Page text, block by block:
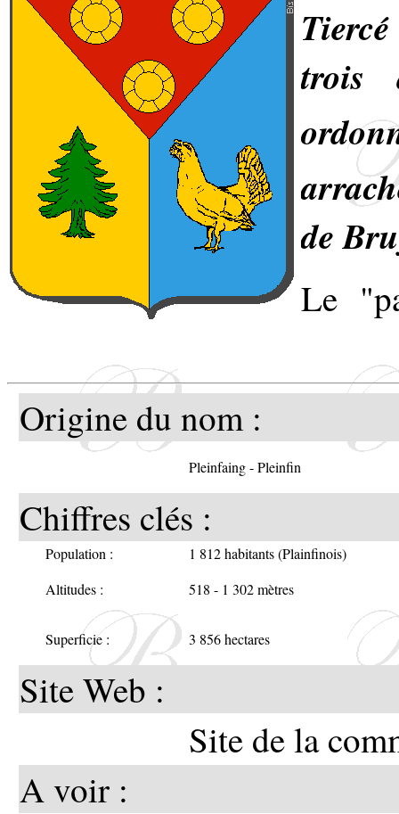
trois
de
Le
Les
Saint-
Le
de
Origine du nom :
Pleinfaing - Pleinfin
Chiffres clés :
Population :
1 812 habitants (Plainfinois)
Altitudes :
518 - 1 302 mètres
Superficie : 3 856 hectares
Site Web :
Site de la
A voir :